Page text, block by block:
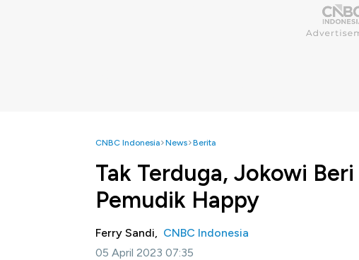
CNBC Indonesia News Berita
Tak Terduga, Jokowi
Pemudik Happy
Ferry Sandi, CNBC Indonesia
05 April 2023 07:35